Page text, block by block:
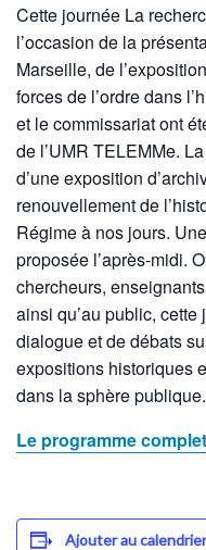
Cette journée La
l’occasion de la
Marseille, de
forces de l’ordre dans
et le commissariat ont
de l’UMR TELEMMe.
d’une exposition
renouvellement de
Régime à nos jours.
proposée l’après-midi.
chercheurs,
ainsi qu’au public,
dialogue et de débats
expositions historiques
dans la sphère publique.
Le programme complet
Ajouter au calendrier